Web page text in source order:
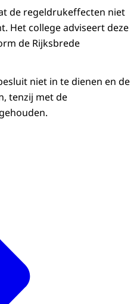
de regeldrukeffecten niet
Het college adviseert deze
de Rijksbrede
niet in te dienen en de
tenzij met de